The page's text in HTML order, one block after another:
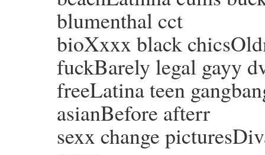
blumenthal cct
bioXxxx black
fuckBarely legal gayy
freeLatina teen
asianBefore afterr
sexx change